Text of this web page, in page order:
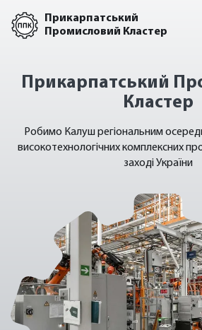
Прикарпатський
Промисловий Кластер
Прикарпатський
Кластер
Робимо Калуш регіональним
високотехнологічних комплексних
заході України